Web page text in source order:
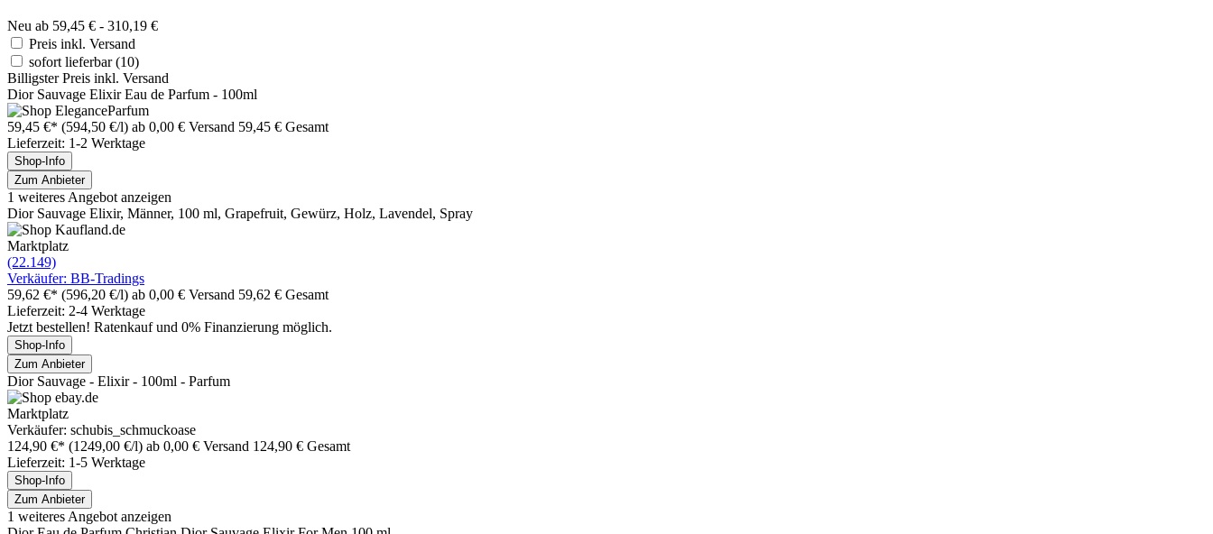
Neu ab 59,45 € - 310,19 €
Preis inkl. Versand
sofort lieferbar(10)
Billigster Preis inkl. Versand
Dior Sauvage Elixir Eau de Parfum - 100ml
59,45 €* (594,50 €/l) ab 0,00 € Versand 59,45 € Gesamt
Lieferzeit: 1-2 Werktage
Shop-Info
Zum Anbieter
1 weiteres Angebot anzeigen
Dior Sauvage Elixir, Männer, 100 ml, Grapefruit, Gewürz, Holz, Lavendel, Spray
Marktplatz
(22.149)
Verkäufer: BB-Tradings
59,62 €* (596,20 €/l) ab 0,00 € Versand 59,62 € Gesamt
Lieferzeit: 2-4 Werktage
Jetzt bestellen! Ratenkauf und 0% Finanzierung möglich.
Shop-Info
Zum Anbieter
Dior Sauvage - Elixir - 100ml - Parfum
Marktplatz
Verkäufer: schubis_schmuckoase
124,90 €* (1249,00 €/l) ab 0,00 € Versand 124,90 € Gesamt
Lieferzeit: 1-5 Werktage
Shop-Info
Zum Anbieter
1 weiteres Angebot anzeigen